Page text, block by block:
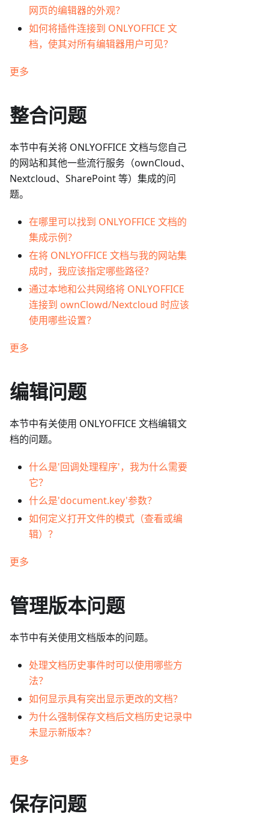
网页的编辑器的外观？
如何将插件连接到 ONLYOFFICE 文
档，使其对所有编辑器用户可见？
更多
整合问题
本节中有关将 ONLYOFFICE 文档与您自己
的网站和其他一些流行服务（ownCloud、
Nextcloud、SharePoint 等）集成的问
题。
在哪里可以找到 ONLYOFFICE 文档的
集成示例？
在将 ONLYOFFICE 文档与我的网站集
成时，我应该指定哪些路径？
通过本地和公共网络将 ONLYOFFICE
连接到 ownClowd/Nextcloud 时应该
使用哪些设置？
更多
编辑问题
本节中有关使用 ONLYOFFICE 文档编辑文
档的问题。
什么是'回调处理程序'，我为什么需要
它？
什么是'document.key'参数？
如何定义打开文件的模式（查看或编
辑）？
更多
管理版本问题
本节中有关使用文档版本的问题。
处理文档历史事件时可以使用哪些方
法？
如何显示具有突出显示更改的文档？
为什么强制保存文档后文档历史记录中
未显示新版本？
更多
保存问题